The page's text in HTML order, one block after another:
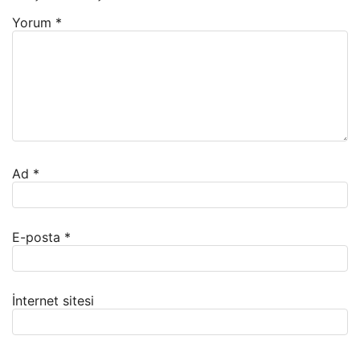
Yorum *
Ad *
E-posta *
İnternet sitesi